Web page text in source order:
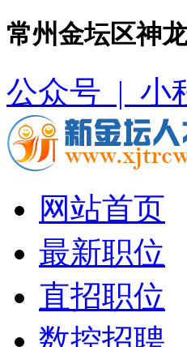
常州金坛区神
公众号 | 小
网站首页
最新职位
直招职位
数控招聘